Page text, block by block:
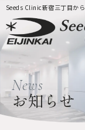
Seeds Clinic新宿三丁目か
News
お知らせ
ホーム
新着情報
当クリニック
当クリニック
ごあいさつ